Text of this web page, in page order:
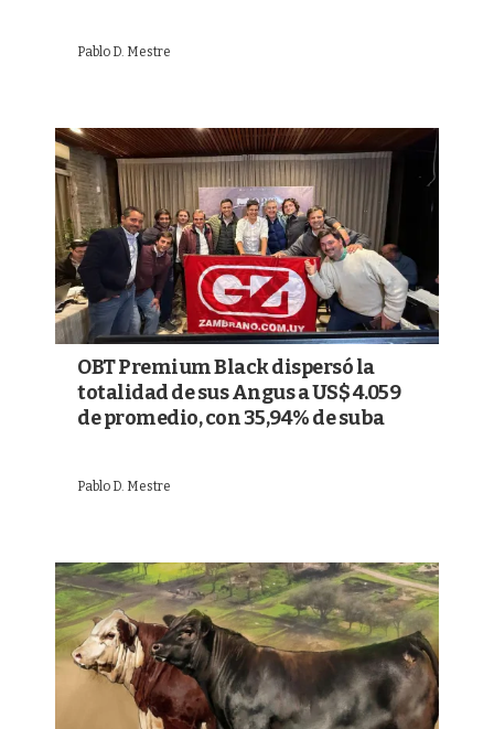
Pablo D. Mestre
OBT Premium Black dispersó la
totalidad de sus Angus a US$ 4.059
de promedio, con 35,94% de suba
Pablo D. Mestre